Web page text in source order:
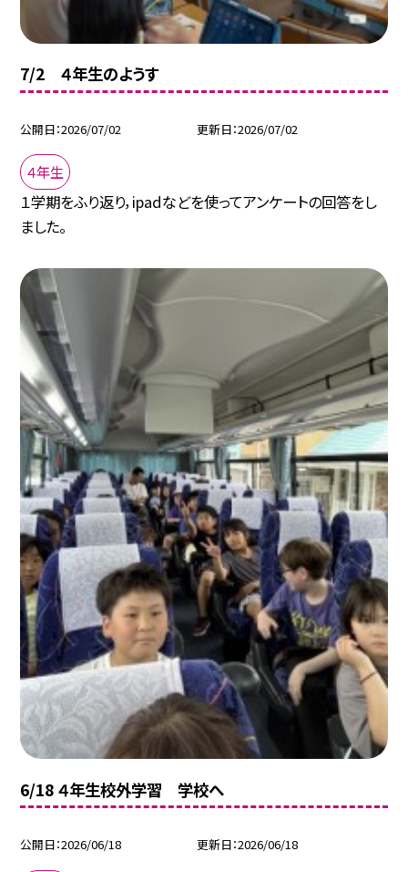
7/2 ４年生のようす
公開日 2026/07/02 更新日 2026/07/02
４年生
１学期をふり返り，ipadなどを使ってアンケートの回答をし
ました。
6/18 ４年生校外学習 学校へ
公開日 2026/06/18 更新日 2026/06/18